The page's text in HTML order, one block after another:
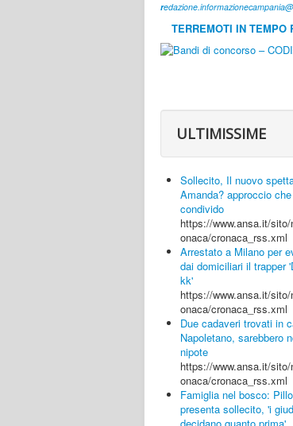
r
TERREMOTI IN TEMPO
ULTIMISSIME
Sollecito, Il nuovo
Amanda? approccio
condivido
https://www.ansa.it/
onaca/cronaca_rss.xml
Arrestato a Milano per
dai domiciliari il trapper
kk'
https://www.ansa.it/
onaca/cronaca_rss.xml
Due cadaveri trovati in
Napoletano, sarebbero
nipote
https://www.ansa.it/
onaca/cronaca_rss.xml
Famiglia nel bosco:
presenta sollecito, 'i